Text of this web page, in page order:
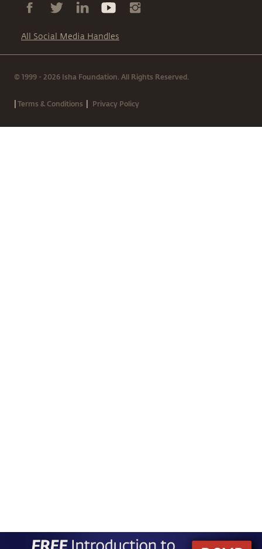
All Social Media Handles
© 1999 - 2026 Isha Foundation. All Rights Reserved.
|Terms & Conditions | Privacy Policy